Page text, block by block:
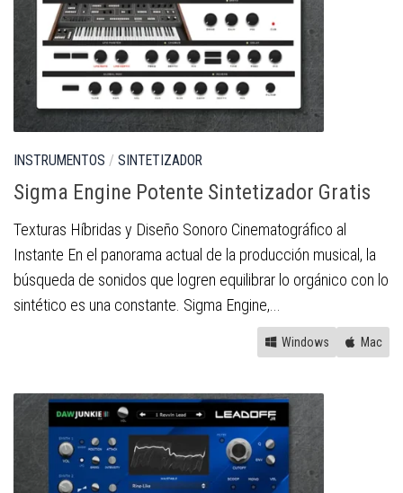
INSTRUMENTOS / SINTETIZADOR
Sigma Engine Potente Sintetizador Gratis
Texturas Híbridas y Diseño Sonoro Cinematográfico al
Instante En el panorama actual de la producción musical, la
búsqueda de sonidos que logren equilibrar lo orgánico con lo
sintético es una constante. Sigma Engine,...
Windows Mac